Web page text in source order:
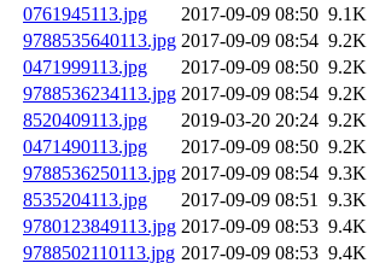
0761945113.jpg
2017-09-09 08:50 9.1K
9788535640113.jpg 2017-09-09 08:54 9.2K
0471999113.jpg
2017-09-09 08:50 9.2K
9788536234113.jpg 2017-09-09 08:54 9.2K
8520409113.jpg
2019-03-20 20:24 9.2K
0471490113.jpg
2017-09-09 08:50 9.2K
9788536250113.jpg 2017-09-09 08:54 9.3K
8535204113.jpg
2017-09-09 08:51 9.3K
9780123849113.jpg 2017-09-09 08:53 9.4K
9788502110113.jpg 2017-09-09 08:53 9.4K